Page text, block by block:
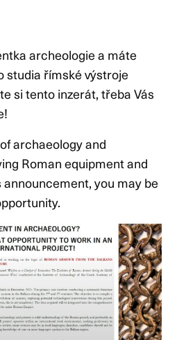
archeologie a máte
studia římské výstroje
si tento inzerát, třeba Vás
archaeology and
Roman equipment and
you may be